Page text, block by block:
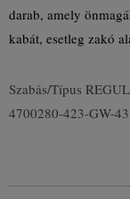
darab, amely
kabát, esetleg zakó
Szabás/Típus
4700280-423-GW-